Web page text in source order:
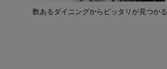
数あるダイニングからピッタリが見つかる